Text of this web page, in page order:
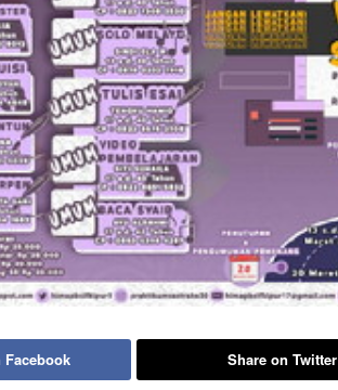
Facebook Share on Twitter